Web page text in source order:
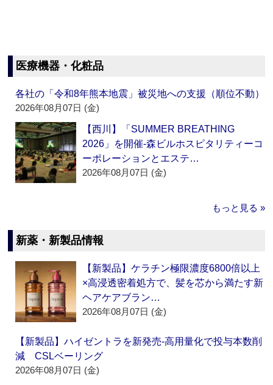
医療機器・化粧品
各社の「令和8年熊本地震」被災地への支援（順位不動）
2026年08月07日 (金)
【西川】「SUMMER BREATHING
2026」を開催‐森ビルホスピタリティーコ
ーポレーションとエステ…
2026年08月07日 (金)
もっと見る »
新薬・新製品情報
【新製品】ケラチン極限濃度6800倍以上
×高浸透密着処方で、髪を芯から満たす新
ヘアケアブラン…
2026年08月07日 (金)
【新製品】ハイゼントラを新発売‐高用量化で投与本数削
減 CSLベーリング
2026年08月07日 (金)